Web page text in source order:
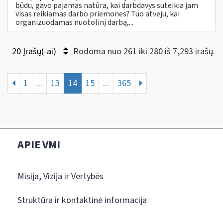
būdu, gavo pajamas natūra, kai darbdavys suteikia jam
visas reikiamas darbo priemones? Tuo atveju, kai
organizuodamas nuotolinį darbą,...
20 Įrašų(-ai) Rodoma nuo 261 iki 280 iš 7,293 irašų.
1 ... 13 14 15 ... 365
APIE VMI
Misija, Vizija ir Vertybės
Struktūra ir kontaktinė informacija